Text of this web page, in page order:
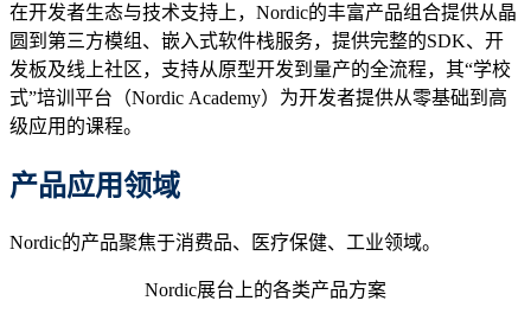
在开发者生态与技术支持上，Nordic的丰富产品组合提供从晶
圆到第三方模组、嵌入式软件栈服务，提供完整的SDK、开
发板及线上社区，支持从原型开发到量产的全流程，其“学校
式”培训平台（Nordic Academy）为开发者提供从零基础到高
级应用的课程。
产品应用领域
Nordic的产品聚焦于消费品、医疗保健、工业领域。
Nordic展台上的各类产品方案